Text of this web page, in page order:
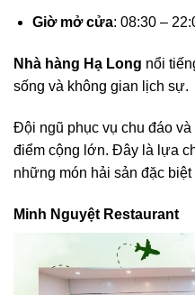
Giờ mở cửa: 08:30 –
Nhà hàng Hạ Long nổi
sống và không gian lịch sự.
Đội ngũ phục vụ chu đáo
điểm cộng lớn. Đây là lựa
những món hải sản đặc
Minh Nguyệt Restaurant